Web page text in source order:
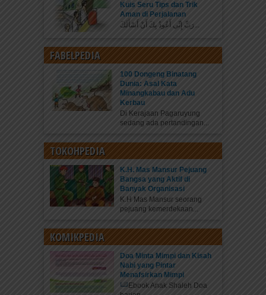
Kuis Seru Tips dan Trik
Aman di Perjalanan
رَبِّ إِنِّي أَعُوذُ بِكَ أَنْ أَسْأَلَكَ...
FABELPEDIA
100 Dongeng Binatang
Dunia: Asal Kata
Minangkabau dan Adu
Kerbau
Di Kerajaan Pagaruyung
sedang ada pertandingan...
TOKOHPEDIA
K.H. Mas Mansur Pejuang
Bangsa yang Aktif di
Banyak Organisasi
K.H Mas Mansur seorang
pejuang kemerdekaan...
KOMIKPEDIA
Doa Minta Mimpi dan Kisah
Nabi yang Pintar
Menafsirkan Mimpi
Ebook Anak Shaleh Doa